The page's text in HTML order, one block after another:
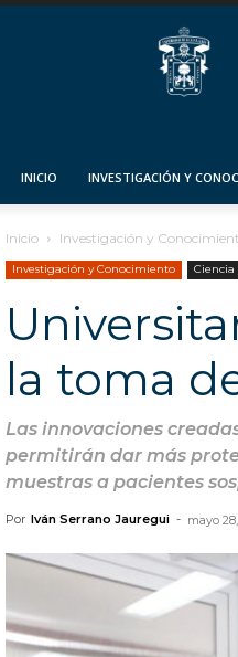
INICIO INVESTIGACIÓN Y
Inicio Investigación y
Investigación y Conocimiento Ciencia
la toma
Las innovaciones
permitirán dar más
muestras a pacientes
Por Iván Serrano Jauregui - mayo